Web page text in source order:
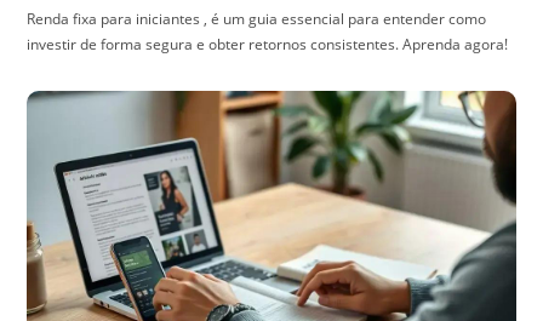
Renda fixa para iniciantes , é um guia essencial para entender como
investir de forma segura e obter retornos consistentes. Aprenda agora!